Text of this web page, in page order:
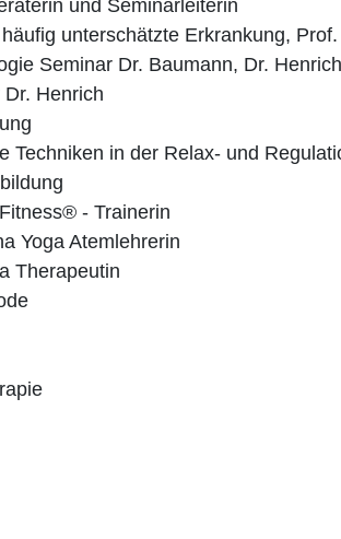
und Seminarleiterin
unterschätzte Erkrankung,
Seminar Dr. Baumann, Dr. Henrich
Henrich
Techniken in der Relax- und
- Trainerin
Yoga Atemlehrerin
Therapeutin